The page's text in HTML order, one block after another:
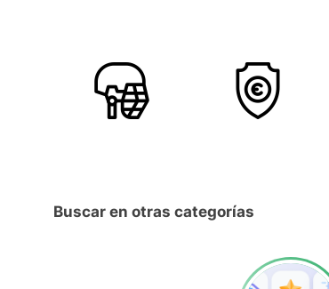
Buscar en otras categorías